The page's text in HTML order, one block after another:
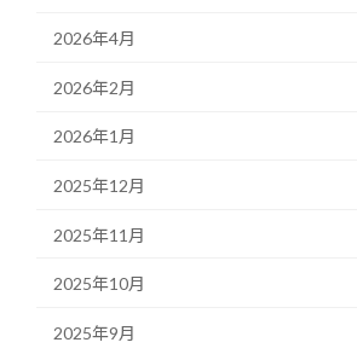
2026年4月
2026年2月
2026年1月
2025年12月
2025年11月
2025年10月
2025年9月